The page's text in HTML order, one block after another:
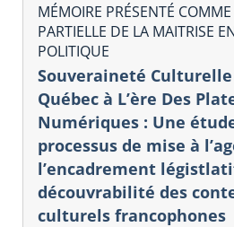
MÉMOIRE PRÉSENTÉ COMME
PARTIELLE DE LA MAITRISE
POLITIQUE
Souveraineté
Québec à L’ère Des
Numériques : Une
processus de mise à
l’encadrement
découvrabilité des
culturels francophones